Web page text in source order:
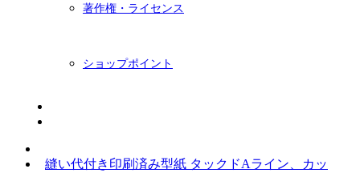
著作権・ライセンス
ショップポイント
縫い代付き印刷済み型紙 タックドAライン、カッ